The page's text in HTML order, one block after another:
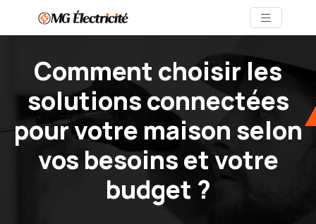
Comment choisir les
solutions connectées
pour votre maison selon
vos besoins et votre
budget ?